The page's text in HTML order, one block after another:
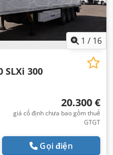
1 / 16
SLXi 300
20.300 €
giá cố định chưa bao gồm thuế
GTGT
Gọi điện